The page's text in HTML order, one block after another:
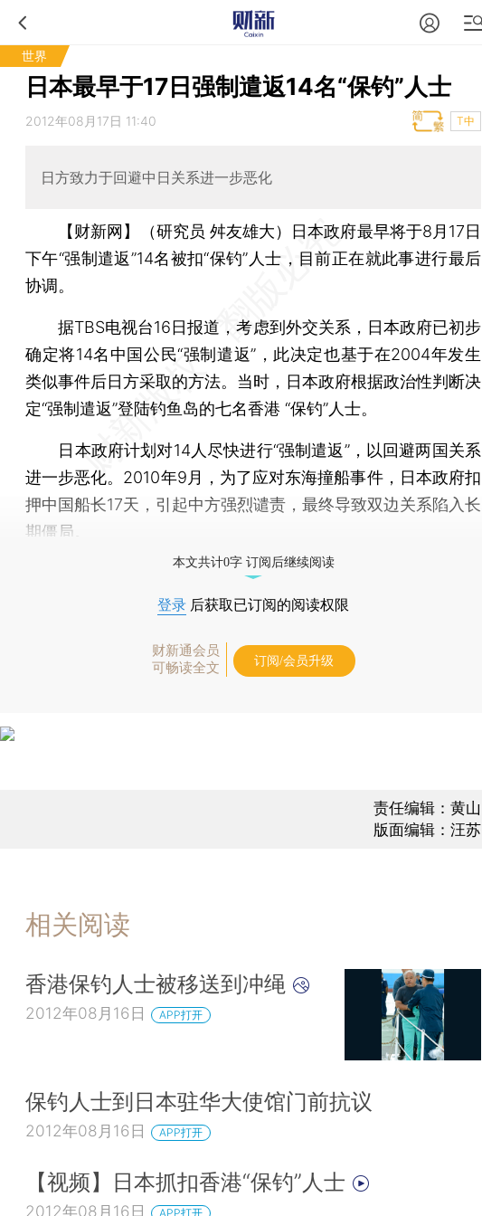
世界
日本最早于17日强制遣返14名“保钓”人士
2012年08月17日 11:40 T中
日方致力于回避中日关系进一步恶化
【财新网】（研究员 舛友雄大） 日本政府最早将于8月17日
下午“强制遣返”14名被扣“保钓”人士，目前正在就此事进行最后
协调。
据TBS电视台16日报道，考虑到外交关系，日本政府已初步
确定将14名中国公民“强制遣返”，此决定也基于在2004年发生
类似事件后日方采取的方法。当时，日本政府根据政治性判断决
定“强制遣返”登陆钓鱼岛的七名香港 “保钓”人士。
日本政府计划对14人尽快进行“强制遣返”，以回避两国关系
进一步恶化。2010年9月，为了应对东海撞船事件，日本政府扣
押中国船长17天，引起中方强烈谴责，最终导致双边关系陷入长
期僵局。
本文共计0字 订阅后继续阅读
登录 后获取已订阅的阅读权限
财新通会员
可畅读全文
订阅/会员升级
责任编辑：黄山
版面编辑：汪苏
相关阅读
香港保钓人士被移送到冲绳
2012年08月16日 APP打开
保钓人士到日本驻华大使馆门前抗议
2012年08月16日 APP打开
【视频】日本抓扣香港“保钓”人士
2012年08月16日 APP打开